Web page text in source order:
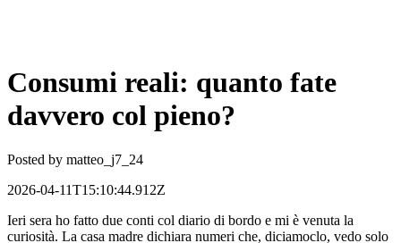
Consumi reali: quanto fate
davvero col pieno?
Posted by matteo_j7_24
2026-04-11T15:10:44.912Z
Ieri sera ho fatto due conti col diario di bordo e mi è venuta la
curiosità. La casa madre dichiara numeri che, diciamoclo, vedo solo